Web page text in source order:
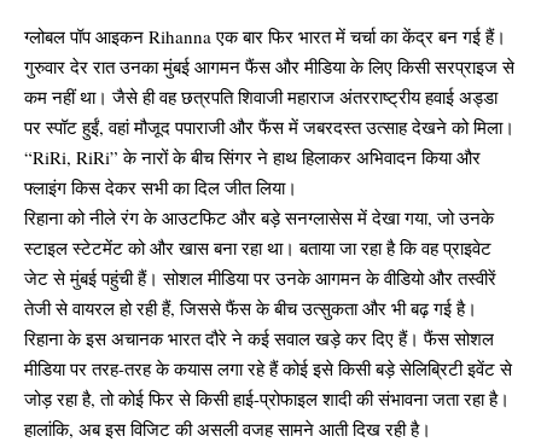
ग्लोबल पॉप आइकन Rihanna एक बार फिर भारत में चर्चा का केंद्र बन गई हैं।
गुरुवार देर रात उनका मुंबई आगमन फैंस और मीडिया के लिए किसी सरप्राइज से
कम नहीं था। जैसे ही वह छत्रपति शिवाजी महाराज अंतरराष्ट्रीय हवाई अड्डा
पर स्पॉट हुईं, वहां मौजूद पपाराजी और फैंस में जबरदस्त उत्साह देखने को मिला।
“RiRi, RiRi” के नारों के बीच सिंगर ने हाथ हिलाकर अभिवादन किया और
फ्लाइंग किस देकर सभी का दिल जीत लिया।
रिहाना को नीले रंग के आउटफिट और बड़े सनग्लासेस में देखा गया, जो उनके
स्टाइल स्टेटमेंट को और खास बना रहा था। बताया जा रहा है कि वह प्राइवेट
जेट से मुंबई पहुंची हैं। सोशल मीडिया पर उनके आगमन के वीडियो और तस्वीरें
तेजी से वायरल हो रही हैं, जिससे फैंस के बीच उत्सुकता और भी बढ़ गई है।
रिहाना के इस अचानक भारत दौरे ने कई सवाल खड़े कर दिए हैं। फैंस सोशल
मीडिया पर तरह-तरह के कयास लगा रहे हैं कोई इसे किसी बड़े सेलिब्रिटी इवेंट से
जोड़ रहा है, तो कोई फिर से किसी हाई-प्रोफाइल शादी की संभावना जता रहा है।
हालांकि, अब इस विजिट की असली वजह सामने आती दिख रही है।